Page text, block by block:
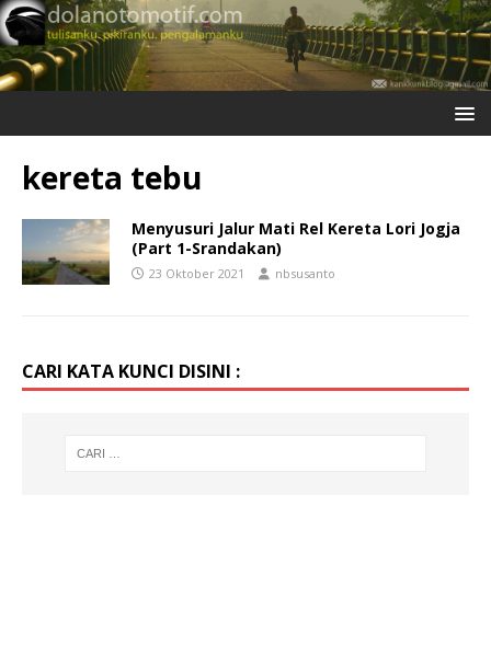
kereta tebu
Menyusuri Jalur Mati Rel Kereta Lori Jogja
(Part 1-Srandakan)
23 Oktober 2021 nbsusanto
CARI KATA KUNCI DISINI :